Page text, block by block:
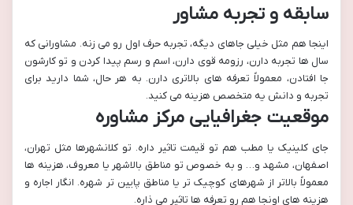
سابقه و تجربه مشاور
اینجا هم مثل خیلی جاهای دیگه، تجربه حرف اول رو می زنه. مشاورانی که
سال ها تجربه دارن، رزومه قوی دارن، اسم و رسم پیدا کردن و تو کارشون
جا افتادن، معمولاً تعرفه های بالاتری دارن. به هر حال، شما دارید برای
تجربه و دانش یه متخصص هزینه می کنید.
موقعیت جغرافیایی مرکز مشاوره
جای کلینیک یا مطب هم تو قیمت تاثیر داره. تو کلانشهرها مثل تهران،
اصفهان، مشهد و… و به خصوص تو مناطق بالاشهر یا معروف، هزینه ها
معمولاً بالاتر از شهرهای کوچیک تر یا مناطق پایین تر شهره. انگار اجاره و
هزینه های اونجا هم رو تعرفه ها تاثیر می ذاره.